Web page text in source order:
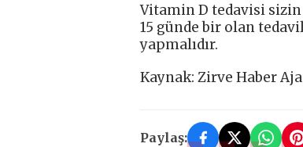
Vitamin D tedavisi
15 günde bir olan
yapmalıdır.
Kaynak: Zirve Haber
Paylaş: